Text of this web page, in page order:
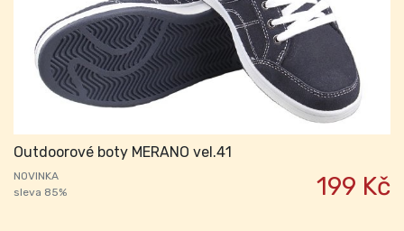
Outdoorové boty MERANO vel.41
NOVINKA
sleva 85%
199 Kč